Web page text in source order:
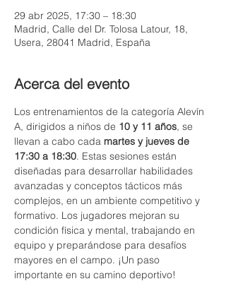
29 abr 2025, 17:30 – 18:30
Madrid, Calle del Dr. Tolosa Latour, 18,
Usera, 28041 Madrid, España
Acerca del evento
Los entrenamientos de la categoría Alevín
A, dirigidos a niños de 10 y 11 años, se
llevan a cabo cada martes y jueves de
17:30 a 18:30. Estas sesiones están
diseñadas para desarrollar habilidades
avanzadas y conceptos tácticos más
complejos, en un ambiente competitivo y
formativo. Los jugadores mejoran su
condición física y mental, trabajando en
equipo y preparándose para desafíos
mayores en el campo. ¡Un paso
importante en su camino deportivo!